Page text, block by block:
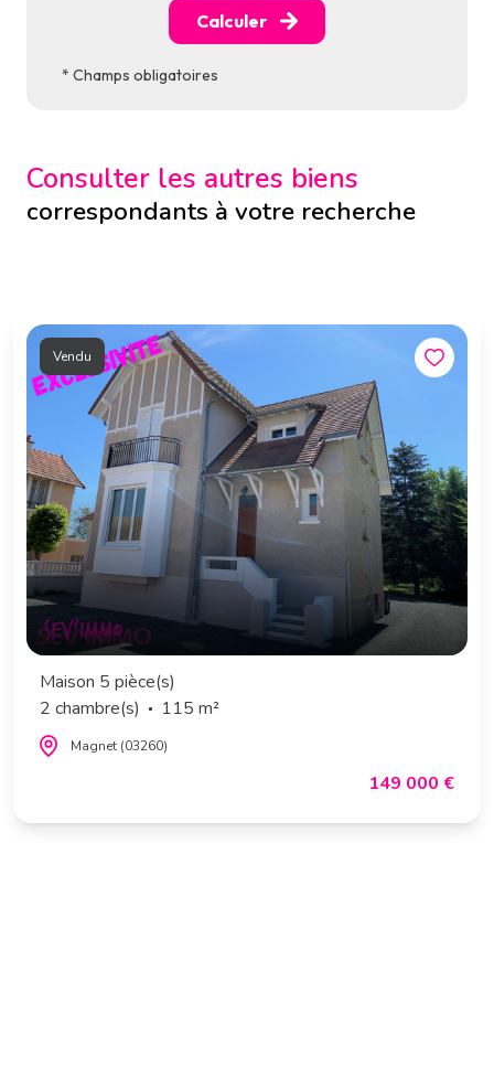
Calculer
* Champs obligatoires
Consulter les autres biens
correspondants à votre recherche
Vendu
Maison 5 pièce(s)
2 chambre(s)
115 m²
Magnet (03260)
149 000 €